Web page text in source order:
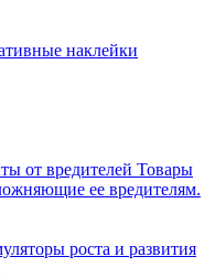
наклейки
от вредителей Товары
ее вредителям.
роста и развития